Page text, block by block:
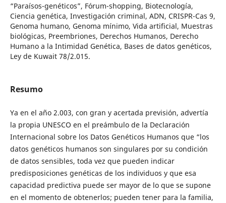
“Paraísos-genéticos”, Fórum-shopping, Biotecnología,
Ciencia genética, Investigación criminal, ADN, CRISPR-Cas 9,
Genoma humano, Genoma mínimo, Vida artificial, Muestras
biológicas, Preembriones, Derechos Humanos, Derecho
Humano a la Intimidad Genética, Bases de datos genéticos,
Ley de Kuwait 78/2.015.
Resumo
Ya en el año 2.003, con gran y acertada previsión, advertía
la propia UNESCO en el preámbulo de la Declaración
Internacional sobre los Datos Genéticos Humanos que “los
datos genéticos humanos son singulares por su condición
de datos sensibles, toda vez que pueden indicar
predisposiciones genéticas de los individuos y que esa
capacidad predictiva puede ser mayor de lo que se supone
en el momento de obtenerlos; pueden tener para la familia,